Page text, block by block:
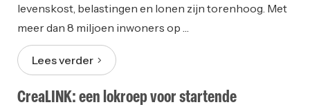
levenskost, belastingen en lonen zijn torenhoog. Met
meer dan 8 miljoen inwoners op …
Lees verder
CreaLINK: een lokroep voor startende